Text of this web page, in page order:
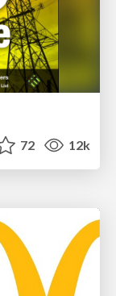
72 12k